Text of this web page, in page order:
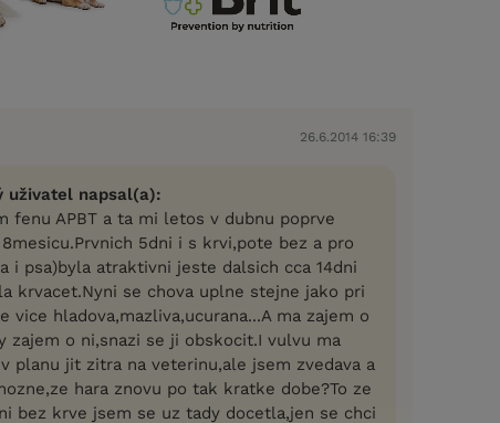
26.6.2014 16:39
uživatel napsal(a):
fenu APBT a ta mi letos v dubnu poprve
8mesicu.Prvnich 5dni i s krvi,pote bez a pro
i psa)byla atraktivni jeste dalsich cca 14dni
krvacet.Nyni se chova uplne stejne jako pri
vice hladova,mazliva,ucurana...A ma zajem o
zajem o ni,snazi se ji obskocit.I vulvu ma
planu jit zitra na veterinu,ale jsem zvedava a
hara znovu po tak kratke dobe?To ze
bez krve jsem se uz tady docetla,jen se chci